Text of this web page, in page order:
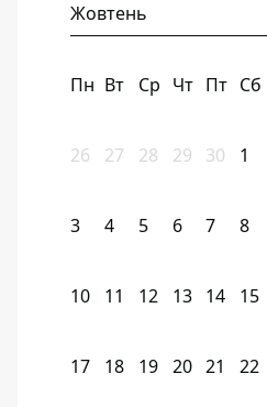
Жовтень
Пн Вт Ср Чт Пт Сб
26 27 28 29 30 1
3 4 5 6 7 8
10 11 12 13 14 15
17 18 19 20 21 22